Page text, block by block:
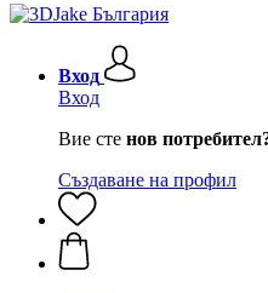
Вход
Вход
Вие сте нов
Създаване на профил